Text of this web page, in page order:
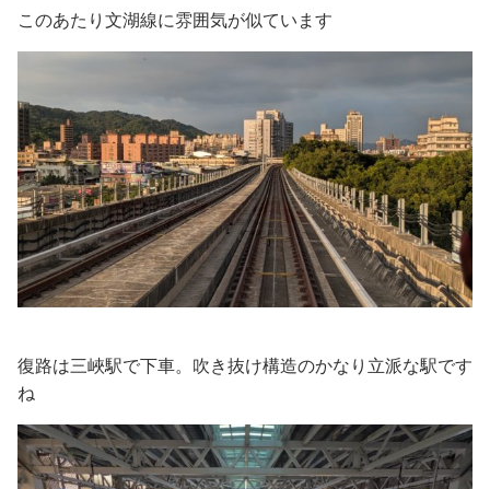
このあたり文湖線に雰囲気が似ています
復路は三峽駅で下車。吹き抜け構造のかなり立派な駅です
ね